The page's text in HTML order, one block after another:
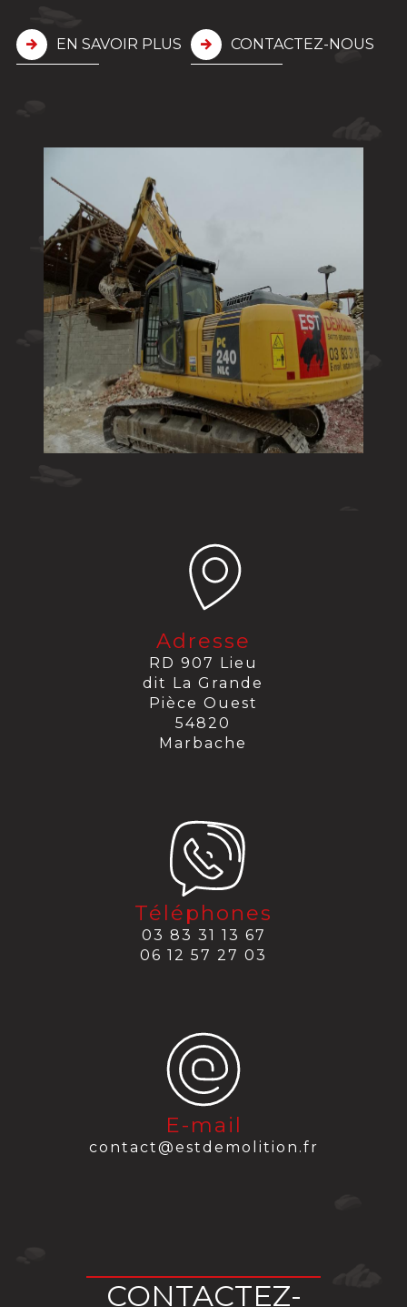
EN SAVOIR PLUS CONTACTEZ-NOUS
Adresse
RD 907 Lieu
dit La Grande
Pièce Ouest
54820
Marbache
Téléphones
03 83 31 13 67
06 12 57 27 03
E-mail
contact@estdemolition.fr
CONTACTEZ-